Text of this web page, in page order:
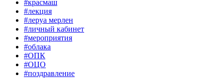
#красмаш
#лекция
#леруа мерлен
#личный кабинет
#мероприятия
#облака
#ОПК
#ОЦО
#поздравление